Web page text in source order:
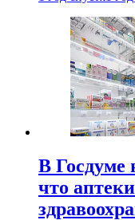
В Госдуме
что